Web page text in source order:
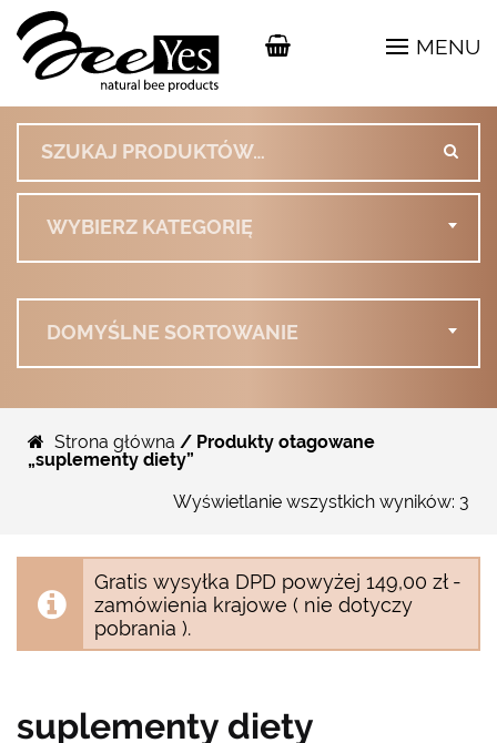
MENU
WYBIERZ KATEGORIĘ
DOMYŚLNE SORTOWANIE
Strona główna / Produkty otagowane
„suplementy diety”
Wyświetlanie wszystkich wyników: 3
Gratis wysyłka DPD powyżej 149,00 zł -
zamówienia krajowe ( nie dotyczy
pobrania ).
suplementy diety